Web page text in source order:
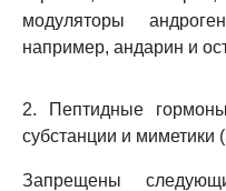
модуляторы
например, андарин и
2. Пептидные
субстанции и миметики
Запрещены